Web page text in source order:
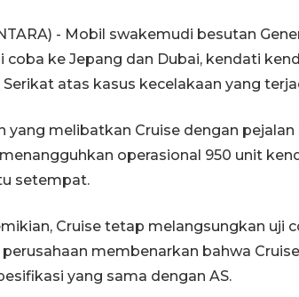
- Mobil swakemudi besutan
coba ke Jepang dan Dubai, kendati
atas kasus kecelakaan yang
yang melibatkan Cruise dengan
operasional 950 unit
setempat.
Cruise tetap melangsungkan uji
perusahaan membenarkan bahwa
yang sama dengan AS.